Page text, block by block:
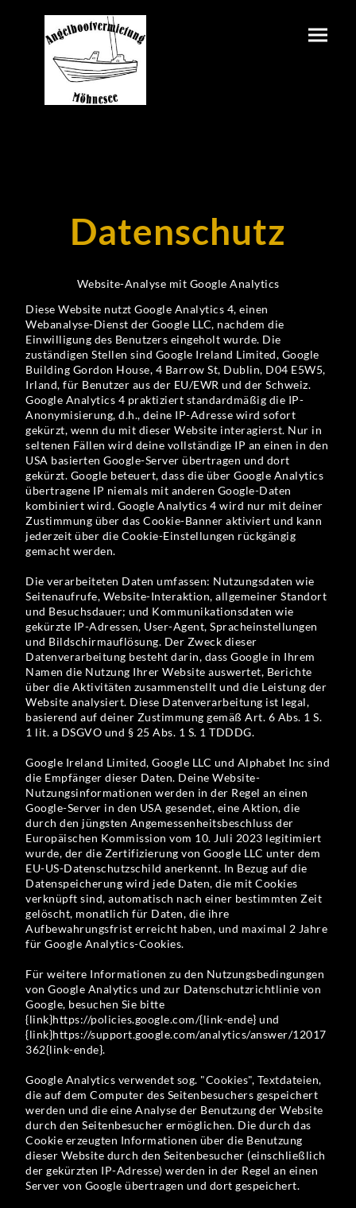
Datenschutz
Website-Analyse mit Google Analytics
Diese Website nutzt Google Analytics 4, einen
Webanalyse-Dienst der Google LLC, nachdem die
Einwilligung des Benutzers eingeholt wurde. Die
zuständigen Stellen sind Google Ireland Limited, Google
Building Gordon House, 4 Barrow St, Dublin, D04 E5W5,
Irland, für Benutzer aus der EU/EWR und der Schweiz.
Google Analytics 4 praktiziert standardmäßig die IP-
Anonymisierung, d.h., deine IP-Adresse wird sofort
gekürzt, wenn du mit dieser Website interagierst. Nur in
seltenen Fällen wird deine vollständige IP an einen in den
USA basierten Google-Server übertragen und dort
gekürzt. Google beteuert, dass die über Google Analytics
übertragene IP niemals mit anderen Google-Daten
kombiniert wird. Google Analytics 4 wird nur mit deiner
Zustimmung über das Cookie-Banner aktiviert und kann
jederzeit über die Cookie-Einstellungen rückgängig
gemacht werden.
Die verarbeiteten Daten umfassen: Nutzungsdaten wie
Seitenaufrufe, Website-Interaktion, allgemeiner Standort
und Besuchsdauer; und Kommunikationsdaten wie
gekürzte IP-Adressen, User-Agent, Spracheinstellungen
und Bildschirmauflösung. Der Zweck dieser
Datenverarbeitung besteht darin, dass Google in Ihrem
Namen die Nutzung Ihrer Website auswertet, Berichte
über die Aktivitäten zusammenstellt und die Leistung der
Website analysiert. Diese Datenverarbeitung ist legal,
basierend auf deiner Zustimmung gemäß Art. 6 Abs. 1 S.
1 lit. a DSGVO und § 25 Abs. 1 S. 1 TDDDG.
Google Ireland Limited, Google LLC und Alphabet Inc sind
die Empfänger dieser Daten. Deine Website-
Nutzungsinformationen werden in der Regel an einen
Google-Server in den USA gesendet, eine Aktion, die
durch den jüngsten Angemessenheitsbeschluss der
Europäischen Kommission vom 10. Juli 2023 legitimiert
wurde, der die Zertifizierung von Google LLC unter dem
EU-US-Datenschutzschild anerkennt. In Bezug auf die
Datenspeicherung wird jede Daten, die mit Cookies
verknüpft sind, automatisch nach einer bestimmten Zeit
gelöscht, monatlich für Daten, die ihre
Aufbewahrungsfrist erreicht haben, und maximal 2 Jahre
für Google Analytics-Cookies.
Für weitere Informationen zu den Nutzungsbedingungen
von Google Analytics und zur Datenschutzrichtlinie von
Google, besuchen Sie bitte
{link}https://policies.google.com/{link-ende} und
{link}https://support.google.com/analytics/answer/12017
362{link-ende}.
Google Analytics verwendet sog. "Cookies", Textdateien,
die auf dem Computer des Seitenbesuchers gespeichert
werden und die eine Analyse der Benutzung der Website
durch den Seitenbesucher ermöglichen. Die durch das
Cookie erzeugten Informationen über die Benutzung
dieser Website durch den Seitenbesucher (einschließlich
der gekürzten IP-Adresse) werden in der Regel an einen
Server von Google übertragen und dort gespeichert.